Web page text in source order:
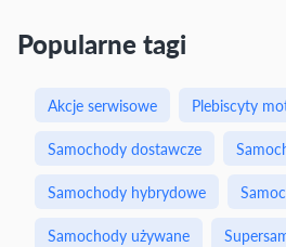
Popularne tagi
Akcje serwisowe
Plebiscyty
Samochody dostawcze
Samochody hybrydowe
Samochody używane